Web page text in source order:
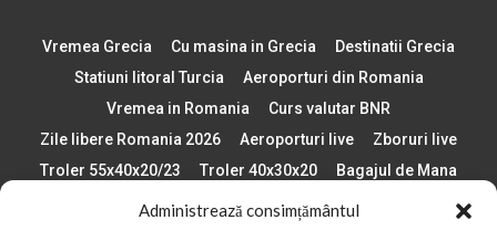
Administrează consimțământul
Vremea Grecia Cu masina in Grecia
Destinatii Grecia
Statiuni litoral Turcia
Aeroporturi din Romania
Vremea in Romania
Curs valutar BNR
Zile libere Romania 2026
Aeroporturi live
Zboruri live
Troler 55x40x20/23
Troler 40x30x20
Bagajul de Mana
Paste 2026
Cele mai bune telefoane